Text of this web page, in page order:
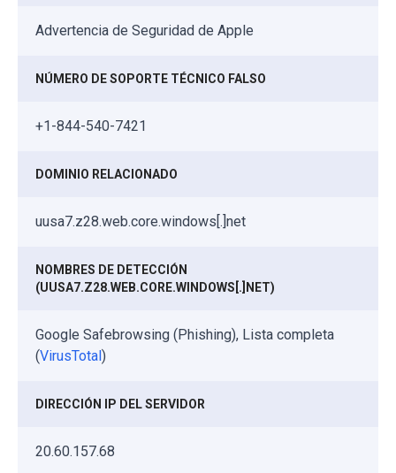
Advertencia de Seguridad de Apple
NÚMERO DE SOPORTE TÉCNICO FALSO
+1-844-540-7421
DOMINIO RELACIONADO
uusa7.z28.web.core.windows[.]net
NOMBRES DE DETECCIÓN
(UUSA7.Z28.WEB.CORE.WINDOWS[.]NET)
Google Safebrowsing (Phishing), Lista completa
(VirusTotal )
DIRECCIÓN IP DEL SERVIDOR
20.60.157.68